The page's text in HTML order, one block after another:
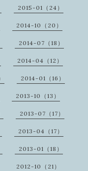
2015-01（24）
2014-10（20）
2014-07（18）
2014-04（12）
2014-01（16）
2013-10（13）
2013-07（17）
2013-04（17）
2013-01（18）
2012-10（21）